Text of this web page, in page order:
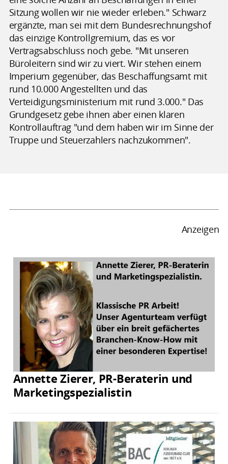
Sitzung wollen wir nie wieder erleben." Schwarz
ergänzte, man sei mit dem Bundesrechnungshof
das einzige Kontrollgremium, das es vor
Vertragsabschluss noch gebe. "Mit unseren
Büroleitern sind wir zu viert. Wir stehen einem
Imperium gegenüber, das Beschaffungsamt mit
rund 10.000 Angestellten und das
Verteidigungsministerium mit rund 3.000." Das
Grundgesetz gebe ihnen aber einen klaren
Kontrollauftrag "und dem haben wir im Sinne der
Truppe und Steuerzahlers nachzukommen".
Anzeigen
Annette Zierer, PR-Beraterin und
Marketingspezialistin